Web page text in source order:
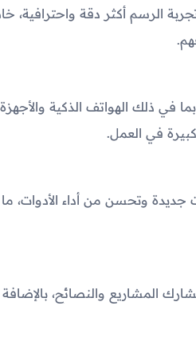
الرسم أكثر دقة واحترافية،
في ذلك الهواتف الذكية والأجهزة
في العمل.
وتحسن من أداء الأدوات،
المشاريع والنصائح،